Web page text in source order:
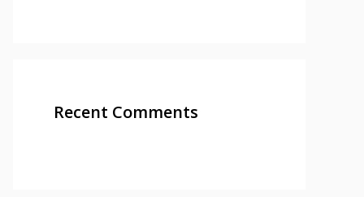
Recent Comments